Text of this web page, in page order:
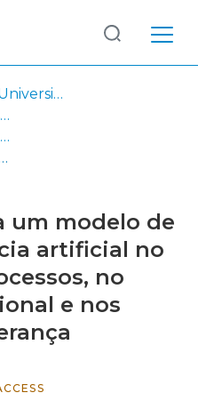
IUM - Instituto Universitário Militar
IUM - Centro de Recursos de Conhecimento
IUM-CRC-CPOG - Trabalhos de Investigação Individual
Contributos para um modelo de uso da inteligência artificial no Exército : nos processos, no emprego operacional e nos processos de liderança
um modelo de
artificial no
no
e nos